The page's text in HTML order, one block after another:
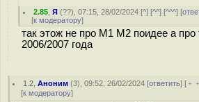
2.85 ,Я (??), 07:15, 28/02/2024 [^] [^^] [^^^] [
[к модератору]
так этож не про М1 М2 поидее а про
2006/2007 года
1.2 ,Аноним (3), 09:52, 26/02/2024 [ответить] [
[к модератору]